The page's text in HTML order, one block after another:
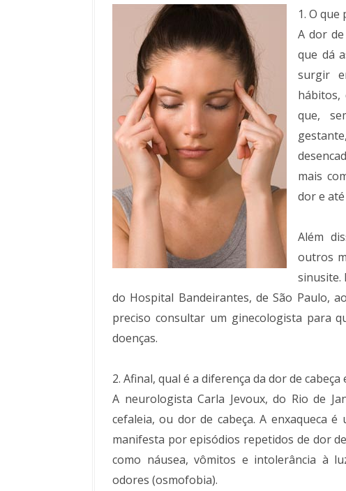
1. O que
A dor
que dá
surgir
hábitos,
que,
mais
dor e
Além
outros
sinusite.
do Hospital Bandeirantes, de São Paulo,
preciso consultar um ginecologista para
doenças.
2. Afinal, qual é a diferença da dor de cabeça
A neurologista Carla Jevoux, do Rio de
cefaleia, ou dor de cabeça. A enxaqueca
manifesta por episódios repetidos de dor
como náusea, vômitos e intolerância à
odores (osmofobia).